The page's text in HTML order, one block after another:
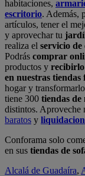
habitaciones,
escritorio. Además,
artículos, tener el
y aprovechar tu
realiza el servicio
Podrás comprar
productos y
en nuestras tiendas
hogar y
tiene 300 tiendas de
distintos. Aproveche
baratos y
Conforama solo
en sus tiendas de
Alcalá de Guadaíra,